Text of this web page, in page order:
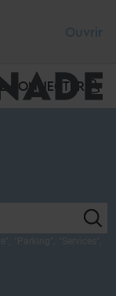
Ouvrir
SE CONNECTER